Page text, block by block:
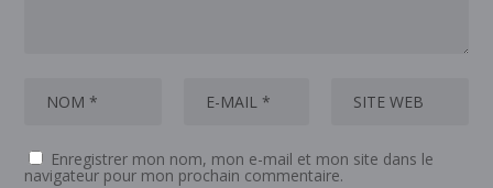
Enregistrer mon nom, mon e-mail et mon site dans le
navigateur pour mon prochain commentaire.